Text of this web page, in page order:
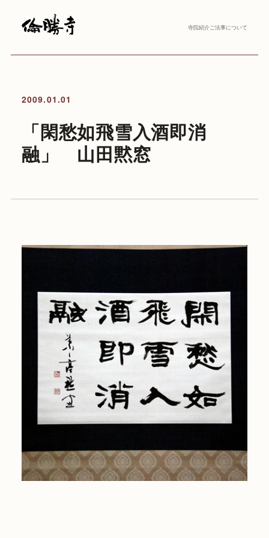
寺院紹介ご法事について
2009.01.01
「閑愁如飛雪入酒即消
融」 山田黙窓